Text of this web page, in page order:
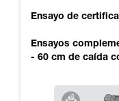
Ensayo de
Ensayos
- 60 cm de caída